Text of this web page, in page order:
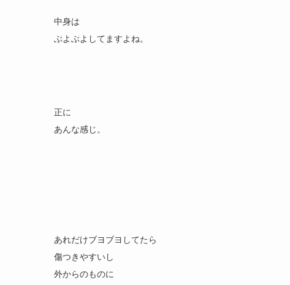
中身は
ぶよぶよしてますよね。
正に
あんな感じ。
あれだけブヨブヨしてたら
傷つきやすいし
外からのものに